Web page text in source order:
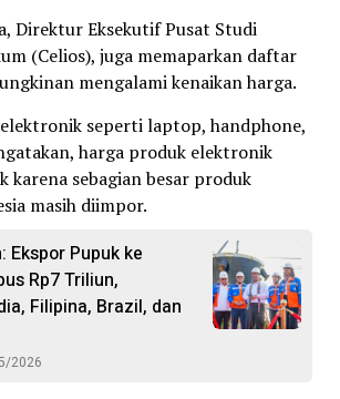
Direktur Eksekutif Pusat Studi
(Celios), juga memaparkan daftar
mengalami kenaikan harga.
seperti laptop, handphone,
harga produk elektronik
karena sebagian besar produk
masih diimpor.
Ekspor Pupuk ke
Rp7 Triliun,
Filipina, Brazil, dan
2026